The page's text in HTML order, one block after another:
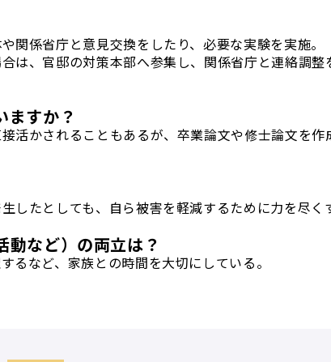
関係省庁と意見交換をしたり、必要な実験を実施。
は、官邸の対策本部へ参集し、関係省庁と連絡調整
ますか？
活かされることもあるが、卒業論文や修士論文を
したとしても、自ら被害を軽減するために力を尽く
など）の両立は？
るなど、家族との時間を大切にしている。